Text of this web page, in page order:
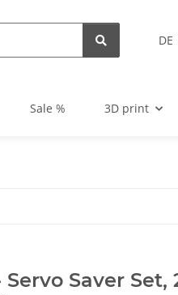
DE
Sale % 3D print
Saver Set,